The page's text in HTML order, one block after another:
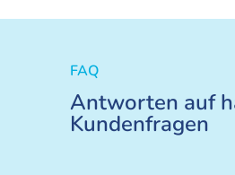
FAQ
Antworten auf
Kundenfragen